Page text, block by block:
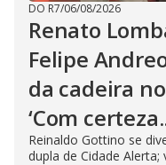
DO R7/06/08/2026
Renato
Felipe
da cadeira
‘Com
Reinaldo Gottino se
dupla de Cidade Alerta;